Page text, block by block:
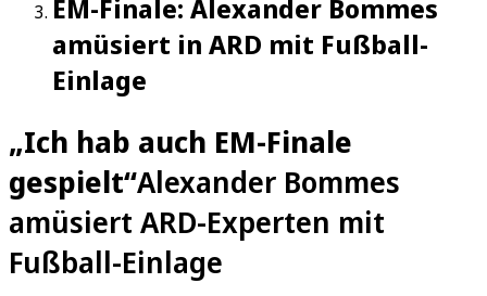
EM-Finale: Alexander Bommes
amüsiert in ARD mit Fußball-
Einlage
„Ich hab auch EM-Finale
gespielt“Alexander Bommes
amüsiert ARD-Experten mit
Fußball-Einlage